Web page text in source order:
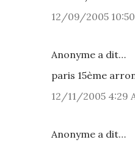
12/09/2005
Anonyme a dit…
paris 15ème
12/11/2005 4:29
Anonyme a dit…